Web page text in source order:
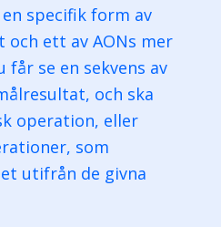
specifik form av
ett av AONs mer
får se en sekvens av
och ska
operation, eller
som
utifrån de givna